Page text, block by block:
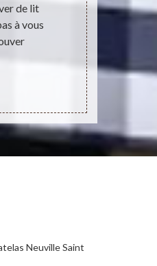
de lit
à vous
mode pour
Neuville Saint